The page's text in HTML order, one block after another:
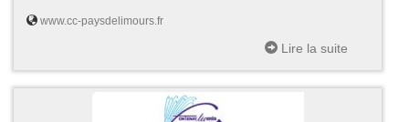
www.cc-paysdelimours.fr
Lire la suite